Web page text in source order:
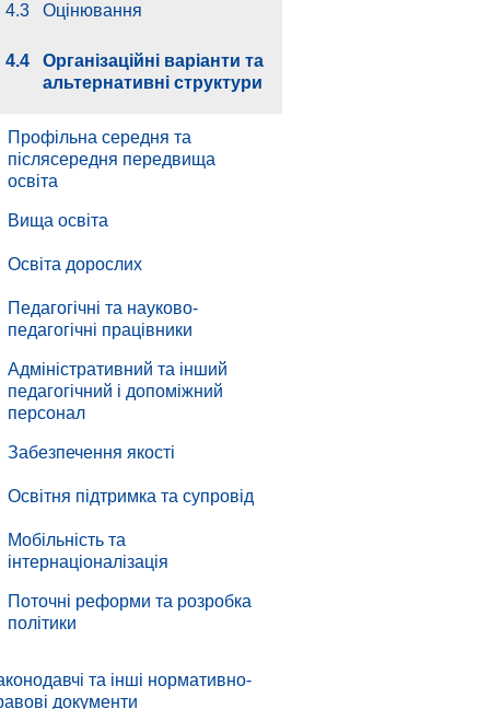
4.3 Оцінювання
4.4
Організаційні варіанти та
альтернативні структури
Профільна середня та
післясередня передвища
освіта
Вища освіта
Освіта дорослих
Педагогічні та науково-
педагогічні працівники
Адміністративний та інший
педагогічний і допоміжний
персонал
Забезпечення якості
Освітня підтримка та супровід
Мобільність та
інтернаціоналізація
Поточні реформи та розробка
політики
та інші нормативно-
документи